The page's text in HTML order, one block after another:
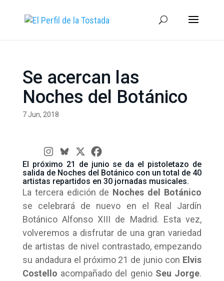
Se acercan las
Noches del Botánico
7 Jun, 2018
El próximo 21 de junio se da el pistoletazo de
salida de Noches del Botánico con un total de 40
artistas repartidos en 30 jornadas musicales.
La tercera edición de Noches del Botánico
se celebrará de nuevo en el Real Jardín
Botánico Alfonso XIII de Madrid. Esta vez,
volveremos a disfrutar de una gran variedad
de artistas de nivel contrastado, empezando
su andadura el próximo 21 de junio con Elvis
Costello acompañado del genio Seu Jorge.